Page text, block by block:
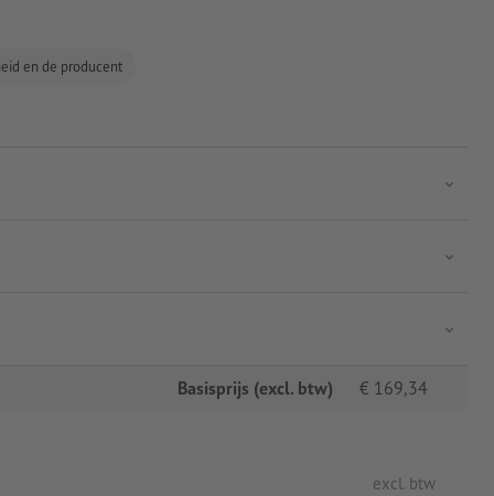
en de producent
Basisprijs (excl. btw) € 169,34
excl. btw